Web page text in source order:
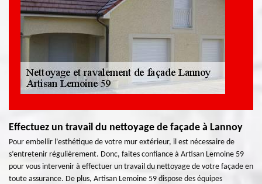
Effectuez un travail du nettoyage de façade à Lannoy
Pour embellir l’esthétique de votre mur extérieur, il est nécessaire de
s’entretenir régulièrement. Donc, faites confiance à Artisan Lemoine 59
pour vous intervenir à effectuer un travail du nettoyage de votre façade en
toute assurance. De plus, Artisan Lemoine 59 dispose des équipes